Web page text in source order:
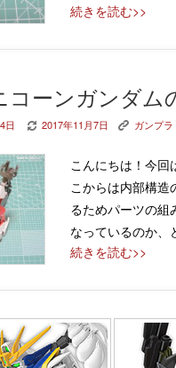
続きを読む>>
コーンガンダ
日 V 2017年11月7日 K ガンプラ
こんにちは！今
こからは内部構造
るためパーツの組
なっているのか
続きを読む>>